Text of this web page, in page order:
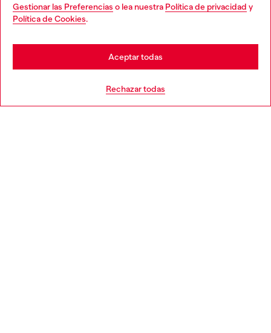
Gestionar las Preferencias o lea nuestra Política de privacidad y
Política de Cookies.
Rechazar todas
Aceptar todas
You are currently browsing España website, but it seems you
may be based in United States